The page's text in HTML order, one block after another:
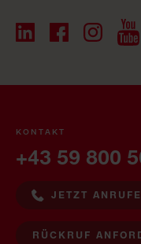
KONTAKT
+43 59 800
JETZT
RÜCKRUF